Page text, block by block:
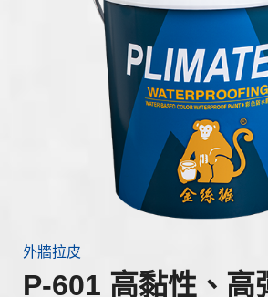
外牆拉皮
P-601 高黏性、高